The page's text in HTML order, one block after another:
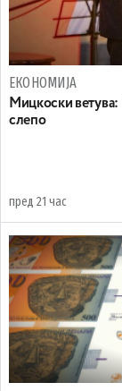
ЕКОНОМИЈА
Mицкоски ветува:
слепо
пред 21 час